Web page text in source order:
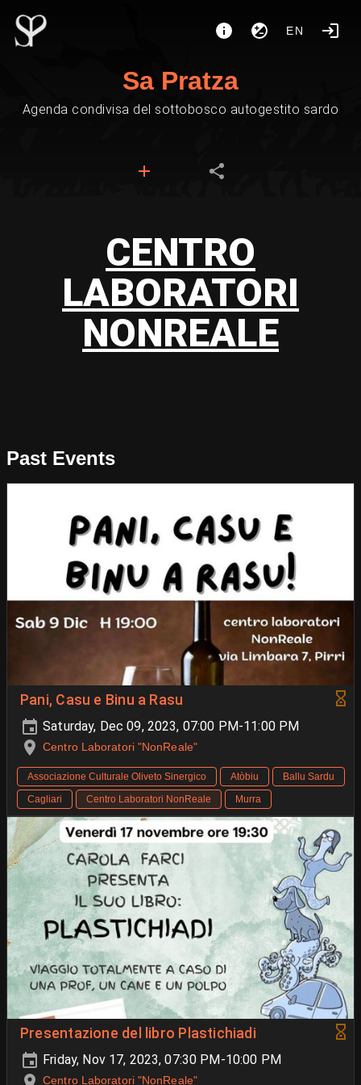
EN
Sa Pratza
Agenda condivisa del sottobosco autogestito sardo
CENTRO
LABORATORI
NONREALE
Past Events
Pani, Casu e Binu a Rasu
Saturday, Dec 09, 2023, 07:00 PM-11:00 PM
Centro Laboratori "NonReale"
Associazione Culturale Oliveto Sinergico Atòbiu
Ballu Sardu
Cagliari
Centro Laboratori NonReale Murra
Presentazione del libro Plastichiadi
Friday, Nov 17, 2023, 07:30 PM-10:00 PM
Centro Laboratori "NonReale"